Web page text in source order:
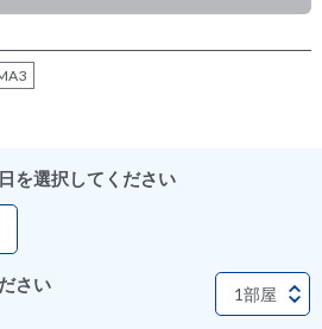
を選択してください
さい